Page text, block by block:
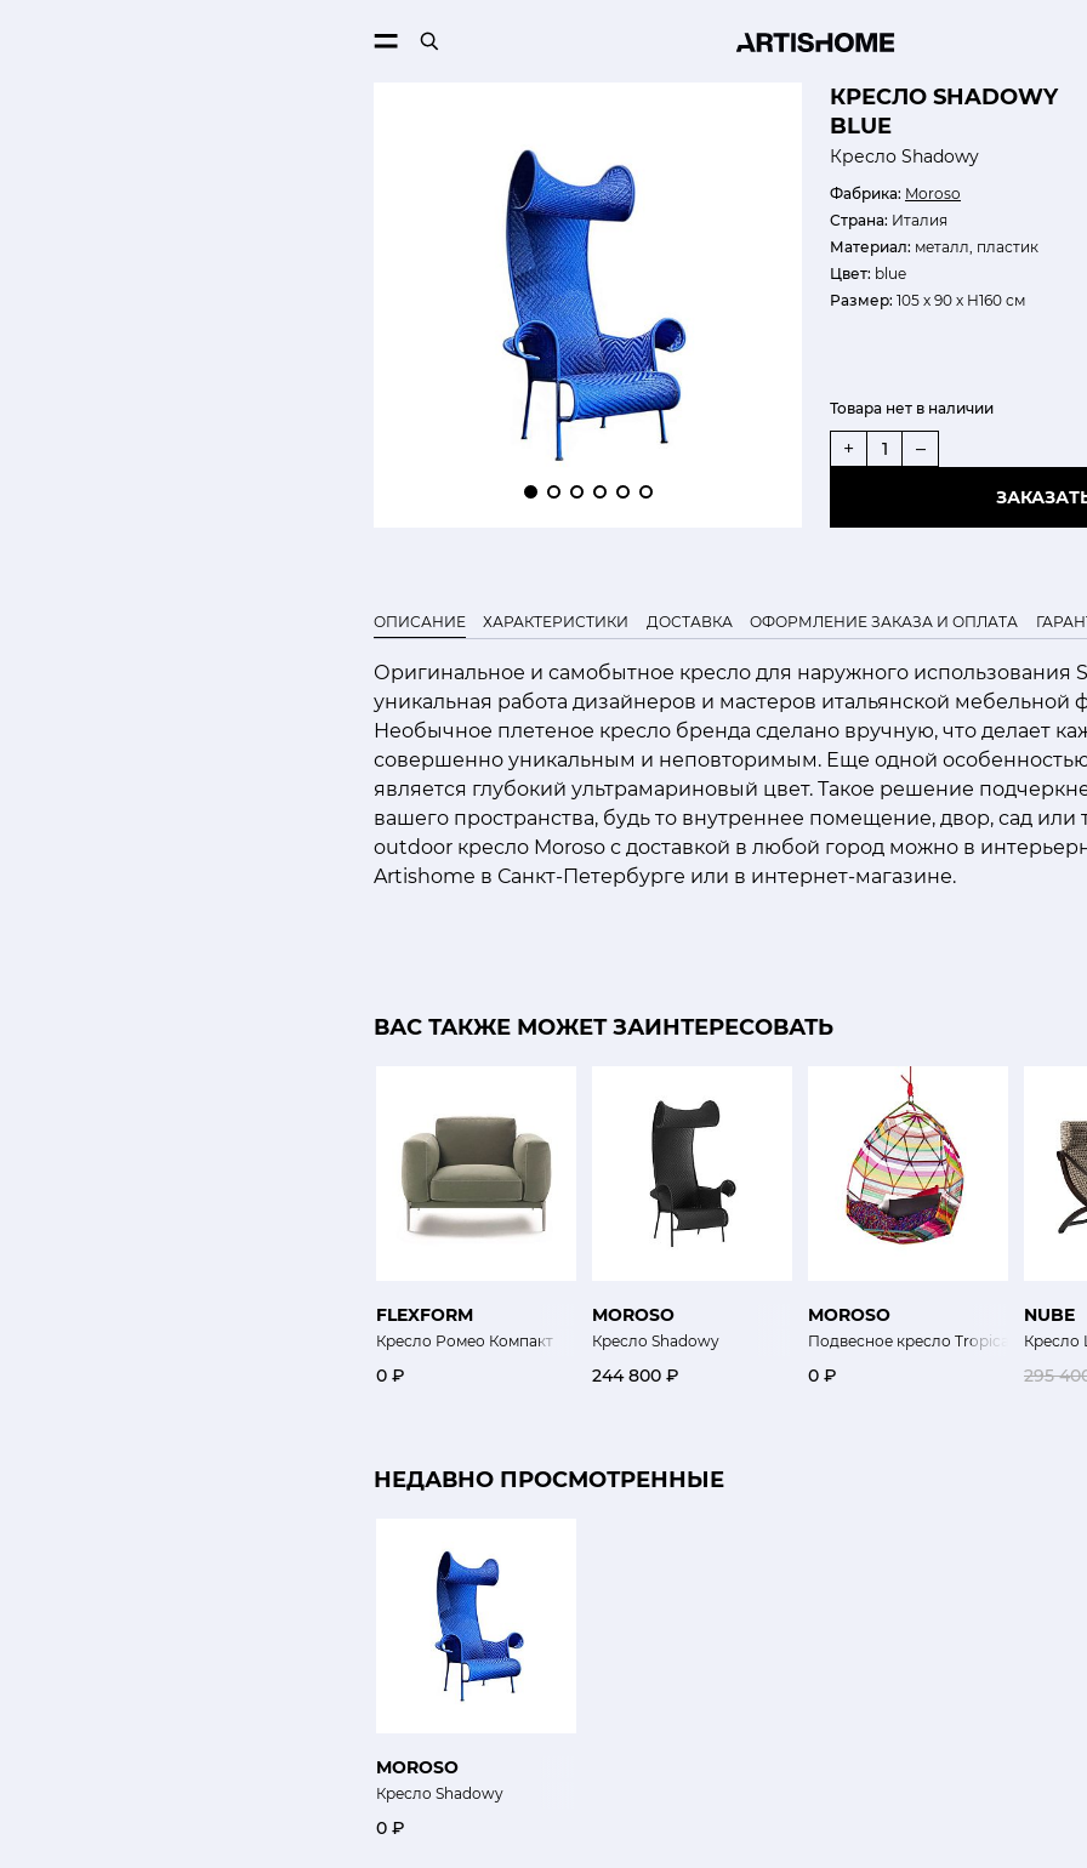
КРЕСЛО SHADOWY
BLUE
Кресло Shadowy
Фабрика: Moroso
Страна: Италия
Материал: металл, пластик
Цвет: blue
Размер: 105 х 90 х H160 см
Товара нет в наличии
+ –
ОПИСАНИЕ ХАРАКТЕРИСТИКИ ДОСТАВКА ОФОРМЛЕНИЕ ЗАКАЗА И ОПЛАТА
Оригинальное и самобытное кресло для наружного использования
уникальная работа дизайнеров и мастеров итальянской мебельной
Необычное плетеное кресло бренда сделано вручную, что делает
совершенно уникальным и неповторимым. Еще одной
является глубокий ультрамариновый цвет. Такое решение
вашего пространства, будь то внутреннее помещение, двор, сад или
outdoor кресло Moroso с доставкой в любой город можно в
Artishome в Санкт-Петербурге или в интернет-магазине.
ВАС ТАКЖЕ МОЖЕТ ЗАИНТЕРЕСОВАТЬ
FLEXFORM
Кресло Ромео Компакт
0 ₽
MOROSO
Кресло Shadowy
244 800 ₽
MOROSO
Подвесное кресло Tropicalia
0 ₽
NUBE
295
НЕДАВНО ПРОСМОТРЕННЫЕ
MOROSO
Кресло Shadowy
0 ₽